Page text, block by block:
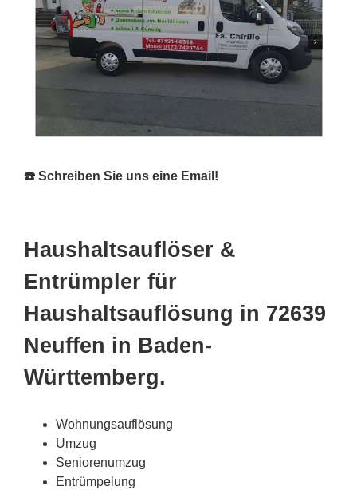
☎️ Schreiben Sie uns eine Email!
Haushaltsauflöser &
Entrümpler für
Haushaltsauflösung in 72639
Neuffen in Baden-
Württemberg.
Wohnungsauflösung
Umzug
Seniorenumzug
Entrümpelung